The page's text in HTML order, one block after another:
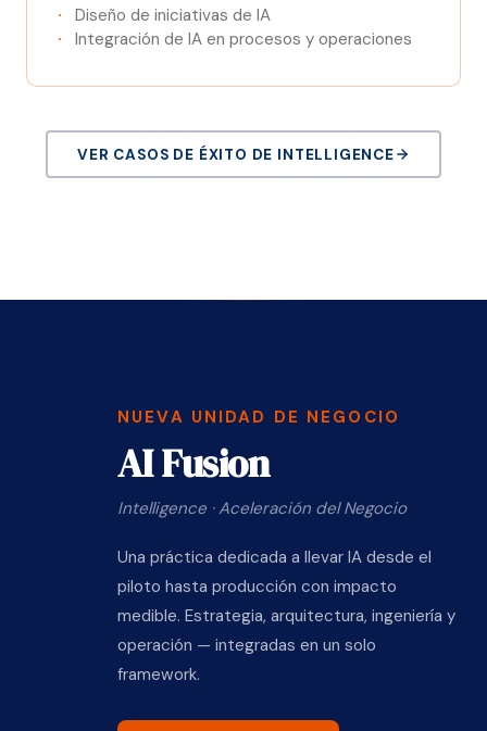
Diseño de iniciativas de IA
Integración de IA en procesos y operaciones
VER CASOS DE ÉXITO DE INTELLIGENCE
NUEVA UNIDAD DE NEGOCIO
AI Fusion
Intelligence · Aceleración del Negocio
Una práctica dedicada a llevar IA desde el
piloto hasta producción con impacto
medible. Estrategia, arquitectura, ingeniería y
operación — integradas en un solo
framework.